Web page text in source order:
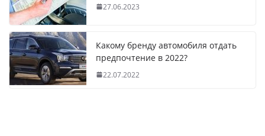
27.06.2023
Какому бренду автомобиля отдать
предпочтение в 2022?
22.07.2022